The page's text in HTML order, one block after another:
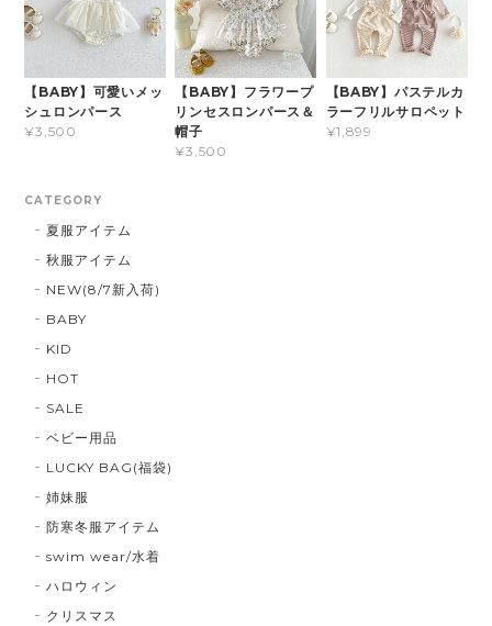
【BABY】可愛いメッ
シュロンパース
¥3,500
【BABY】フラワープ
リンセスロンパース＆
帽子
¥3,500
【BABY】パステルカ
ラーフリルサロペット
¥1,899
CATEGORY
夏服アイテム
秋服アイテム
NEW(8/7新入荷)
BABY
KID
HOT
SALE
ベビー用品
LUCKY BAG(福袋)
姉妹服
防寒冬服アイテム
swim wear/水着
ハロウィン
クリスマス